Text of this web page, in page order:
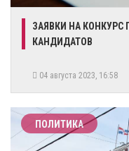
​ЗАЯВКИ НА
КАНДИДАТОВ
04 августа 2023, 16:58
ПОЛИТИКА